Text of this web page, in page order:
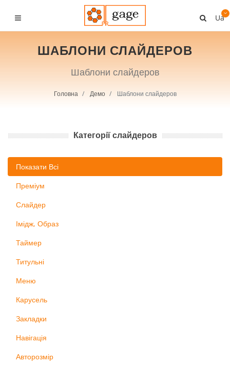
Ua
ШАБЛОНИ СЛАЙДЕРОВ
Шаблони слайдеров
Головна Демо Шаблони слайдеров
Категорії слайдеров
Показати Всі
Преміум
Слайдер
Імідж, Образ
Таймер
Титульні
Меню
Карусель
Закладки
Навігація
Авторозмір